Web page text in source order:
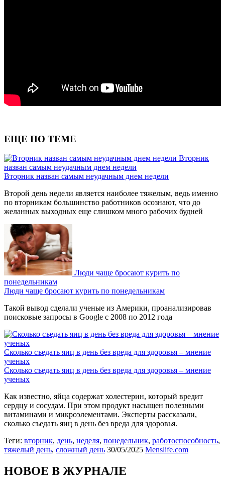
ЕЩЕ ПО ТЕМЕ
Вторник
назван самым неудачным днем недели
Вторник назван самым неудачным днем недели
Второй день недели является наиболее тяжелым, ведь именно
по вторникам большинство работников осознают, что до
желанных выходных еще слишком много рабочих будней
Люди чаще бросают курить по
понедельникам
Люди чаще бросают курить по понедельникам
Такой вывод сделали ученые из Америки, проанализировав
поисковые запросы в Google с 2008 по 2012 года
Сколько съедать яиц в день без вреда для здоровья – мнение
ученых
Сколько съедать яиц в день без вреда для здоровья – мнение
ученых
Как известно, яйца содержат холестерин, который вредит
сердцу и сосудам. При этом продукт насыщен полезными
витаминами и микроэлементами. Эксперты рассказали,
сколько съедать яиц в день без вреда для здоровья.
Теги: вторник, день, неделя, понедельник, работоспособность,
тяжелый день, сложный день 30/05/2025 Menslife.com
НОВОЕ В ЖУРНАЛЕ